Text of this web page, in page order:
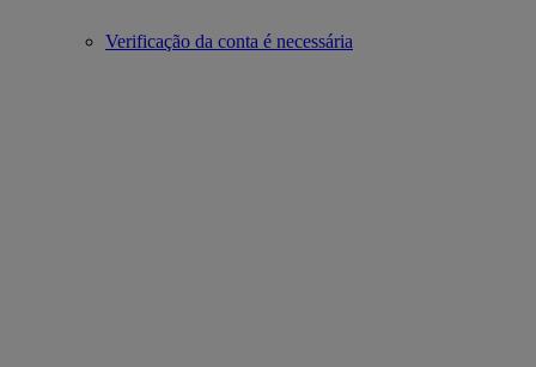
Verificação da conta é necessária